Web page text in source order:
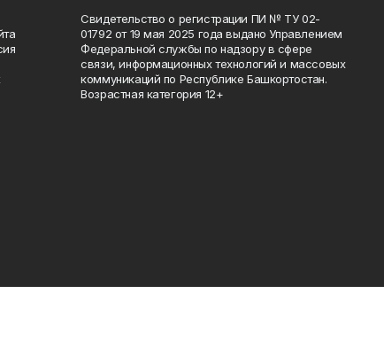
Свидетельство о регистрации ПИ № ТУ 02-
01792 от 19 мая 2025 года выдано Управлением
Федеральной службы по надзору в сфере
связи, информационных технологий и массовых
коммуникаций по Республике Башкортостан.
Возрастная категория 12+